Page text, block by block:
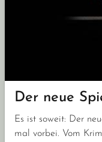
Der neue
Es ist soweit: Der
mal vorbei. Vom